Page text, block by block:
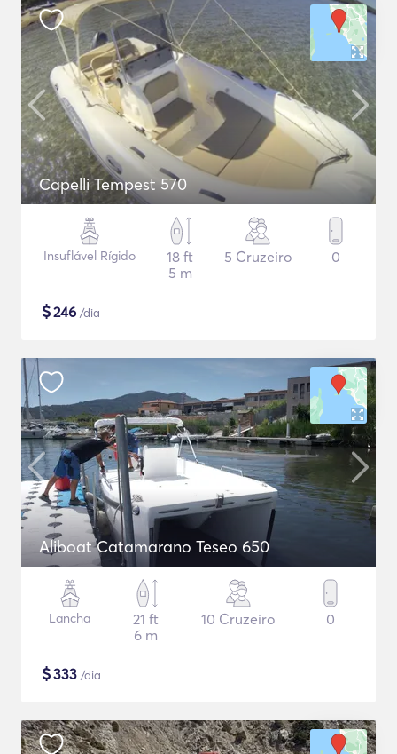
Capelli Tempest 570
Insuflável Rígido
18 ft
5 m
5 Cruzeiro 0
$246 /dia
Aliboat Catamarano Teseo 650
Lancha
21 ft
6 m
10 Cruzeiro 0
$333 /dia